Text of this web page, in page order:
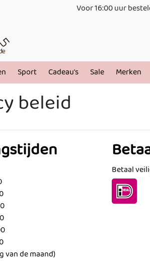
Voor 16:00 uur
Sport Cadeau's Sale Merken
beleid
van de maand)
Betaal